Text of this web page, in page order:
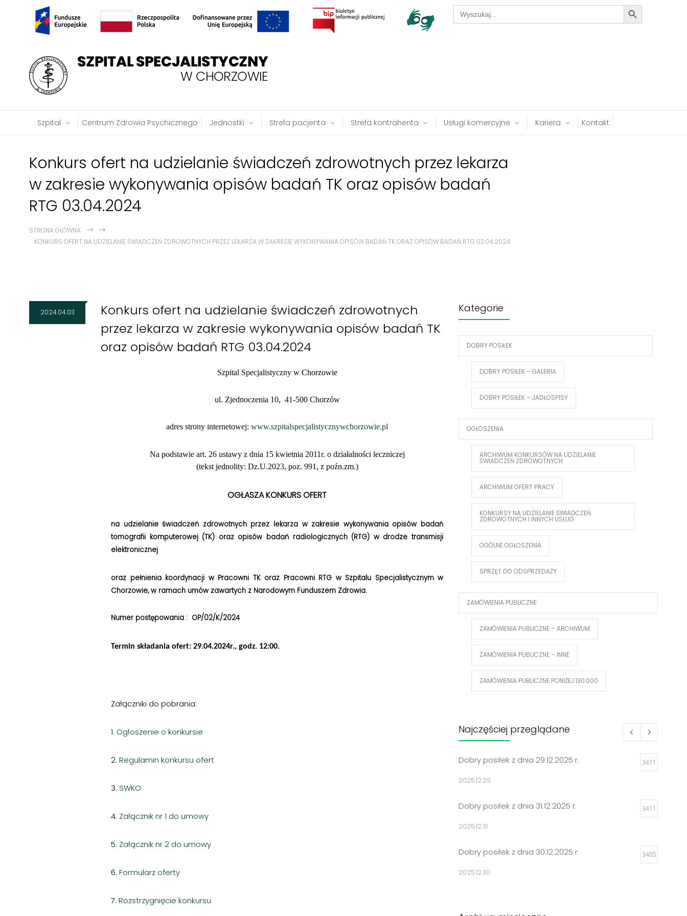
Search
for:
Search Button
Szpital Centrum Zdrowia Psychicznego Jednostki Strefa pacjenta Strefa kontrahenta Usługi komercyjne Kariera Kontakt
Konkurs ofert na udzielanie świadczeń zdrowotnych przez lekarza
w zakresie wykonywania opisów badań TK oraz opisów badań
RTG 03.04.2024
STRONA GŁÓWNA
KONKURS OFERT NA UDZIELANIE ŚWIADCZEŃ ZDROWOTNYCH PRZEZ LEKARZA W ZAKRESIE WYKONYWANIA OPISÓW BADAŃ TK ORAZ OPISÓW BADAŃ RTG 03.04.2024
2024.04.03
Konkurs ofert na udzielanie świadczeń zdrowotnych
przez lekarza w zakresie wykonywania opisów badań TK
oraz opisów badań RTG 03.04.2024
Szpital Specjalistyczny w Chorzowie
ul. Zjednoczenia 10, 41-500 Chorzów
adres strony internetowej: www.szpitalspecjalistycznywchorzowie.pl
Na podstawie art. 26 ustawy z dnia 15 kwietnia 2011r. o działalności leczniczej
(tekst jednolity: Dz.U.2023, poz. 991, z poźn.zm.)
OGŁASZA KONKURS OFERT
na udzielanie świadczeń zdrowotnych przez lekarza w zakresie wykonywania opisów badań
tomografii komputerowej (TK) oraz opisów badań radiologicznych (RTG) w drodze transmisji
elektronicznej
oraz pełnienia koordynacji w Pracowni TK oraz Pracowni RTG w Szpitalu Specjalistycznym w
Chorzowie,w ramach umów zawartych z Narodowym Funduszem Zdrowia.
Numer postępowania : OP/02/K/2024
Termin składania ofert: 29.04.2024r., godz. 12:00.
Załączniki do pobrania:
1. Ogłoszenie o konkursie
2. Regulamin konkursu ofert
3. SWKO
4. Załącznik nr 1 do umowy
5. Załącznik nr 2 do umowy
6. Formularz oferty
7. Rozstrzygnięcie konkursu
Kategorie
DOBRY POSIŁEK
DOBRY POSIŁEK – GALERIA
DOBRY POSIŁEK – JADŁOSPISY
OGŁOSZENIA
ARCHIWUM KONKURSÓW NA UDZIELANIE
ŚWIADCZEŃ ZDROWOTNYCH
ARCHIWUM OFERT PRACY
KONKURSY NA UDZIELANIE ŚWIADCZEŃ
ZDROWOTNYCH I INNYCH USŁUG
OGÓLNE OGŁOSZENIA
SPRZĘT DO ODSPRZEDAŻY
ZAMÓWIENIA PUBLICZNE
ZAMÓWIENIA PUBLICZNE – ARCHIWUM
ZAMÓWIENIA PUBLICZNE – INNE
ZAMÓWIENIA PUBLICZNE PONIŻEJ 130.000
Najczęściej przeglądane
Dobry posiłek z dnia 29.12.2025 r. 3411
2025.12.29
Dobry posiłek z dnia 31.12.2025 r. 3411
2025.12.31
Dobry posiłek z dnia 30.12.2025 r. 3405
2025.12.30